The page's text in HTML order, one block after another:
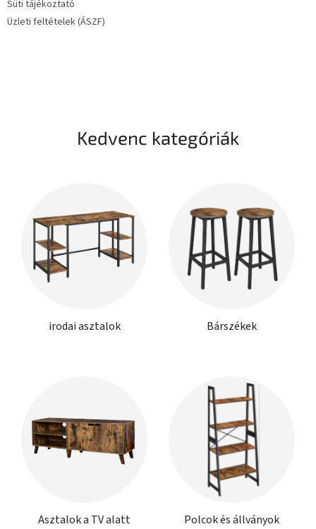
Süti tájékoztató
Üzleti feltételek (ÁSZF)
Kedvenc kategóriák
irodai asztalok Bárszékek
Asztalok a TV alatt Polcok és állványok